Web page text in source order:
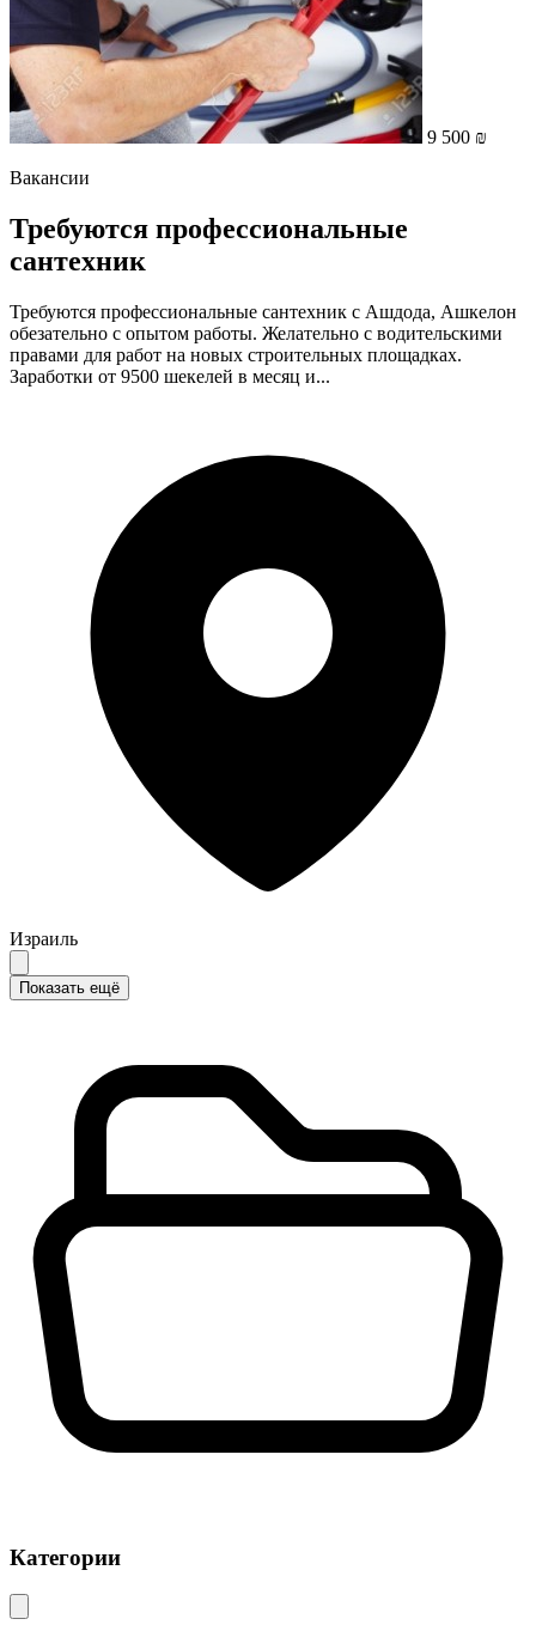
9 500 ₪
Вакансии
Требуются профессиональные
сантехник
Требуются профессиональные сантехник с Ашдода, Ашкелон
обезательно с опытом работы. Желательно с водительскими
правами для работ на новых строительных площадках.
Заработки от 9500 шекелей в месяц и...
Израиль
Показать ещё
Категории